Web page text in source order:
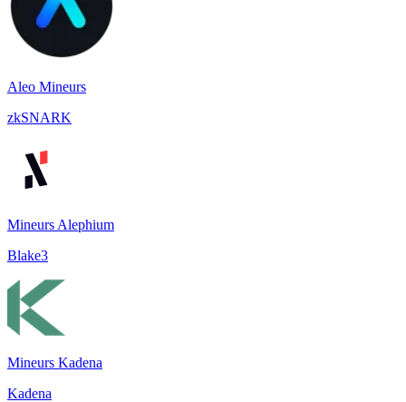
Aleo Mineurs
zkSNARK
Mineurs Alephium
Blake3
Mineurs Kadena
Kadena